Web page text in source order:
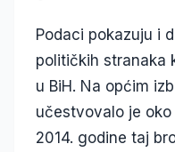
Podaci pokazuju i
političkih stranaka
u BiH. Na općim
učestvovalo je
2014. godine taj